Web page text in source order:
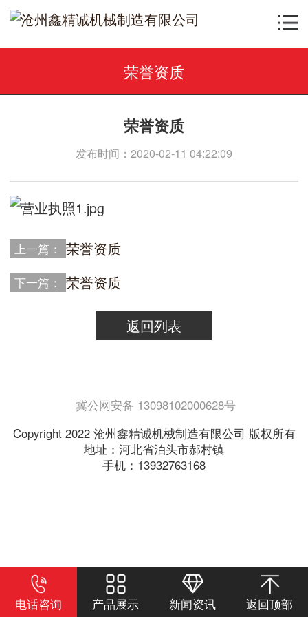
荣誉资质
荣誉资质
发布时间：2020-02-11 04:22:09
上一篇： 荣誉资质
下一篇： 荣誉资质
返回列表
冀公网安备 13098102000628号
Copyright 2022 沧州鑫精诚机械制造有限公司 版权所有
地址：河北省泊头市郝村镇
手机：13932763168
电话咨询 产品展示 新闻资讯 返回顶部